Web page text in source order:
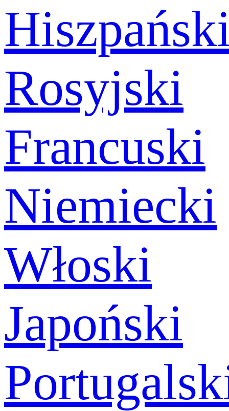
Rosyjski
Francuski
Niemiecki
Włoski
Japoński